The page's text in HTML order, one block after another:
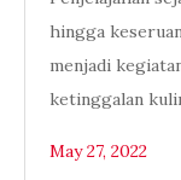
hingga
menjadi
ketinggalan
May 27, 2022